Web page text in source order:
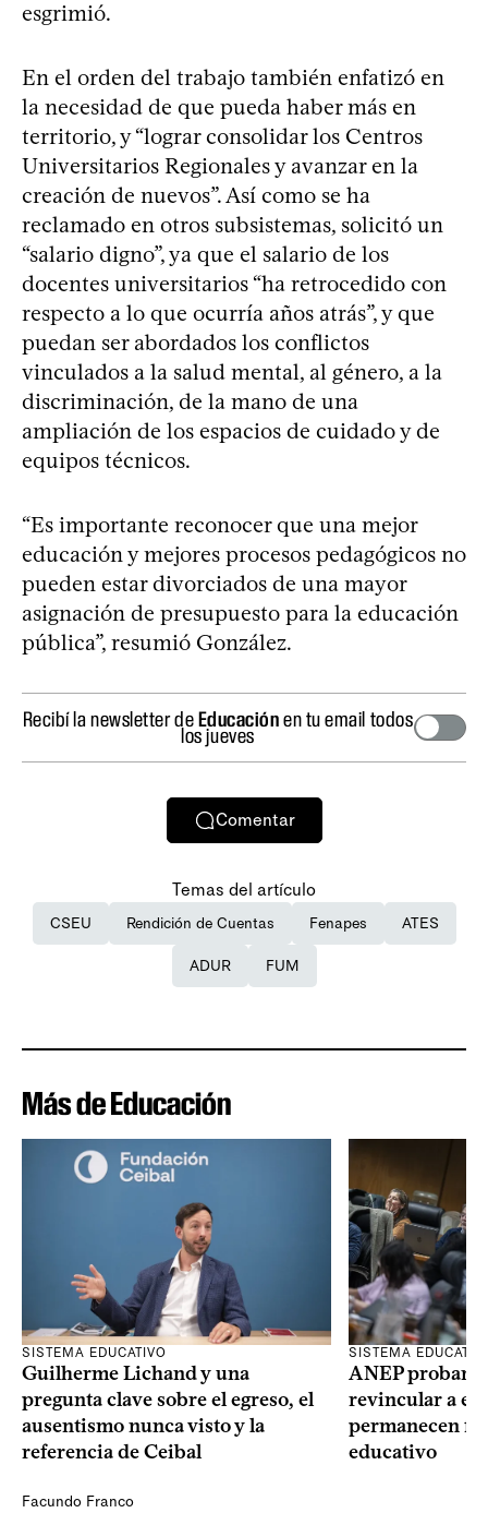
esgrimió.
En el orden del trabajo también enfatizó en
la necesidad de que pueda haber más en
territorio, y “lograr consolidar los Centros
Universitarios Regionales y avanzar en la
creación de nuevos”. Así como se ha
reclamado en otros subsistemas, solicitó un
“salario digno”, ya que el salario de los
docentes universitarios “ha retrocedido con
respecto a lo que ocurría años atrás”, y que
puedan ser abordados los conflictos
vinculados a la salud mental, al género, a la
discriminación, de la mano de una
ampliación de los espacios de cuidado y de
equipos técnicos.
“Es importante reconocer que una mejor
educación y mejores procesos pedagógicos no
pueden estar divorciados de una mayor
asignación de presupuesto para la educación
pública”, resumió González.
Recibí la newsletter deEducaciónen tu email todos
los jueves
Comentar
Temas del artículo
CSEU Rendición de Cuentas Fenapes ATES
ADUR FUM
Más de Educación
SISTEMA EDUCATIVO
Guilherme Lichand y una
pregunta clave sobre el egreso, el
ausentismo nunca visto y la
referencia de Ceibal
Facundo Franco
SISTEMA
ANEP probará
revincular a
permanecen
educativo